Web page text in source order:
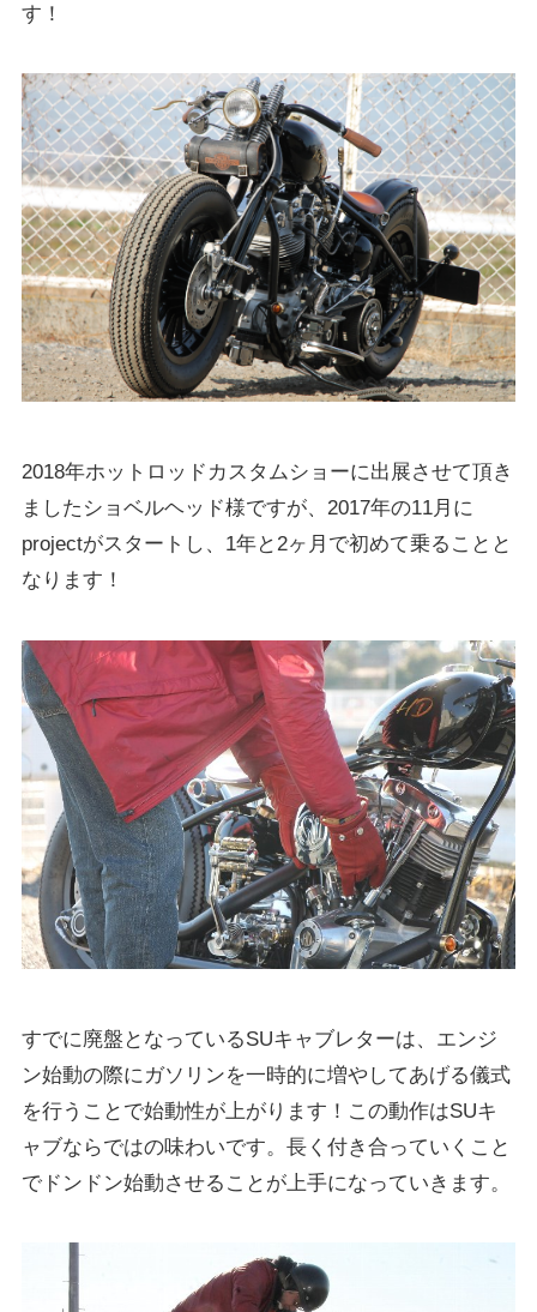
す！
2018年ホットロッドカスタムショーに出展させて頂き
ましたショベルヘッド様ですが、2017年の11月に
projectがスタートし、1年と2ヶ月で初めて乗ることと
なります！
すでに廃盤となっているSUキャブレターは、エンジ
ン始動の際にガソリンを一時的に増やしてあげる儀式
を行うことで始動性が上がります！この動作はSUキ
ャブならではの味わいです。長く付き合っていくこと
でドンドン始動させることが上手になっていきます。